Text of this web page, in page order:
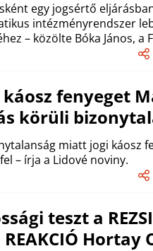
egy jogsértő
intézményrendszer
– közölte Bóka János, a
káosz fenyeget
körüli
miatt jogi káosz
– írja a Lidové noviny.
teszt a
Hortay